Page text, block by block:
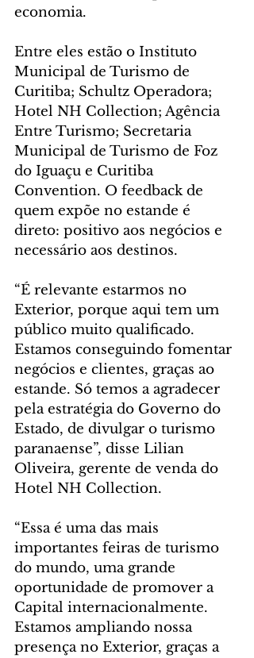
economia.
Entre eles estão o Instituto
Municipal de Turismo de
Curitiba; Schultz Operadora;
Hotel NH Collection; Agência
Entre Turismo; Secretaria
Municipal de Turismo de Foz
do Iguaçu e Curitiba
Convention. O feedback de
quem expõe no estande é
direto: positivo aos negócios e
necessário aos destinos.
“É relevante estarmos no
Exterior, porque aqui tem um
público muito qualificado.
Estamos conseguindo fomentar
negócios e clientes, graças ao
estande. Só temos a agradecer
pela estratégia do Governo do
Estado, de divulgar o turismo
paranaense”, disse Lilian
Oliveira, gerente de venda do
Hotel NH Collection.
“Essa é uma das mais
importantes feiras de turismo
do mundo, uma grande
oportunidade de promover a
Capital internacionalmente.
Estamos ampliando nossa
presença no Exterior, graças a